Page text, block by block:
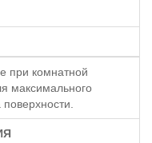
при комнатной
максимального